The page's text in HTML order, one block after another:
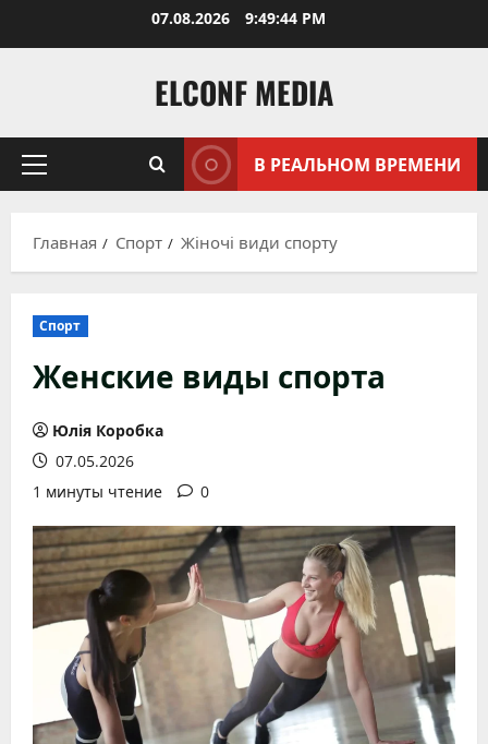
07.08.2026 9:49:45 PM
ELCONF MEDIA
Основное
В РЕАЛЬНОМ ВРЕМЕНИ
Главная Спорт Жіночі види спорту
Спорт
Женские виды спорта
Юлія Коробка
07.05.2026
1 минуты чтение
0